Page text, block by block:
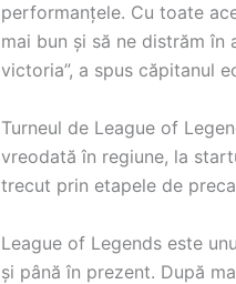
performanțele. Cu toate
mai bun și să ne distrăm în
victoria”, a spus căpitanul
Turneul de League of
vreodată în regiune, la
trecut prin etapele de
League of Legends este
și până în prezent. După